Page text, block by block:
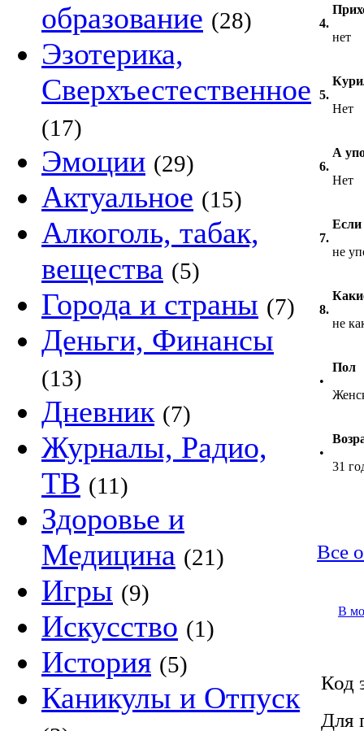
образование (28)
Эзотерика,
Сверхъестественное
(17)
Эмоции (29)
Актуальное (15)
Алкоголь, табак,
вещества (5)
Города и страны (7)
Деньги, Финансы
(13)
Дневник (7)
Журналы, Радио,
ТВ (11)
Здоровье и
Медицина (21)
Игры (9)
Искусство (1)
История (5)
Каникулы и Отпуск
4.
нет
5.
Нет
6.
А
Нет
7.
Если
не
8.
не
•
Пол
•
31
Все
В
Код
Для